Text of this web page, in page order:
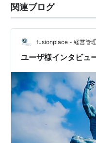
関連ブログ
fusionplace - 経営管
ユーザ様インタビュ